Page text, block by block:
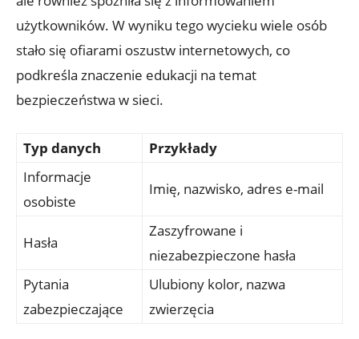
użytkowników. W ​wyniku tego wycieku⁤ wiele ⁤osób
stało się ofiarami ⁢oszustw‌ internetowych, co
podkreśla znaczenie⁢ edukacji ⁣na‍ temat
bezpieczeństwa ⁤w sieci.
Typ ​danych
Przykłady
Informacje
osobiste
Imię, ⁢nazwisko, adres e-mail
Hasła
Zaszyfrowane i
niezabezpieczone hasła
Pytania
zabezpieczające
Ulubiony kolor, nazwa
zwierzęcia